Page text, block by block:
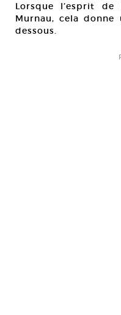
Lorsque l’esprit
Murnau, cela donne
dessous.